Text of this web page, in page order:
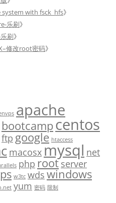
with fsck_hfs》
乐刷》
刷》
修改root密码》
apache
bootcampcentos
ftp google htaccess
macosxmysql net
php root server
w3tc wds windows
yum 密码 限制